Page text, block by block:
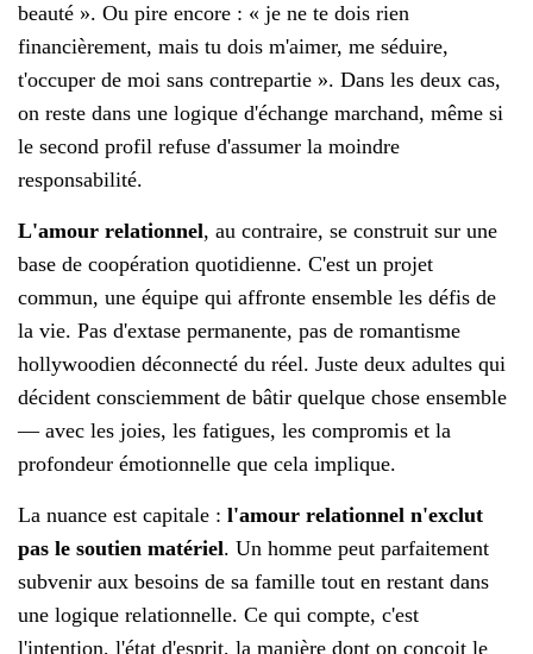
beauté ». Ou pire encore : « je ne te dois rien
financièrement, mais tu dois m'aimer, me séduire,
t'occuper de moi sans contrepartie ». Dans les deux cas,
on reste dans une logique d'échange marchand, même si
le second profil refuse d'assumer la moindre
responsabilité.
L'amour relationnel, au contraire, se construit sur une
base de coopération quotidienne. C'est un projet
commun, une équipe qui affronte ensemble les défis de
la vie. Pas d'extase permanente, pas de romantisme
hollywoodien déconnecté du réel. Juste deux adultes qui
décident consciemment de bâtir quelque chose ensemble
— avec les joies, les fatigues, les compromis et la
profondeur émotionnelle que cela implique.
La nuance est capitale : l'amour relationnel n'exclut
pas le soutien matériel. Un homme peut parfaitement
subvenir aux besoins de sa famille tout en restant dans
une logique relationnelle. Ce qui compte, c'est
l'intention, l'état d'esprit, la manière dont on conçoit le